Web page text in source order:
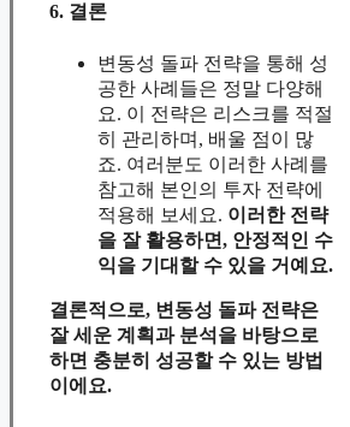
6. 결론
변동성 돌파 전략을 통해 성
공한 사례들은 정말 다양해
요. 이 전략은 리스크를 적절
히 관리하며, 배울 점이 많
죠. 여러분도 이러한 사례를
참고해 본인의 투자 전략에
적용해 보세요. 이러한 전략
을 잘 활용하면, 안정적인 수
익을 기대할 수 있을 거예요.
결론적으로, 변동성 돌파 전략은
잘 세운 계획과 분석을 바탕으로
하면 충분히 성공할 수 있는 방법
이에요.